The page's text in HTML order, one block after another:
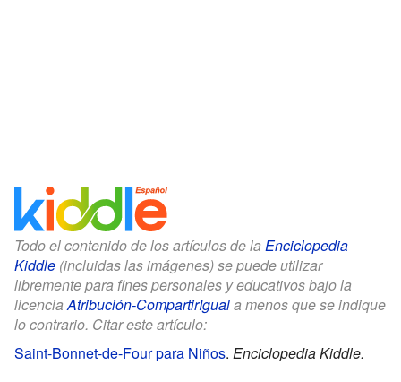
Todo el contenido de los artículos de la Enciclopedia
Kiddle (incluidas las imágenes) se puede utilizar
libremente para fines personales y educativos bajo la
licenciaAtribución-CompartirIguala menos que se indique
lo contrario. Citar este artículo:
Saint-Bonnet-de-Four para Niños. Enciclopedia Kiddle.